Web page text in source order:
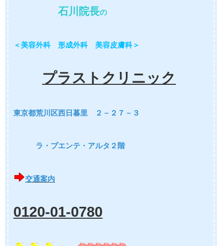
石川院長の
＜美容外科 形成外科 美容皮膚科＞
プラストクリニック
東京都荒川区西日暮里 ２－２７－３
ラ・プエンテ・アルタ２階
交通案内
0120-01-0780